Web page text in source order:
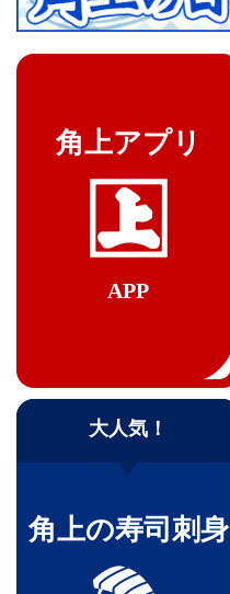
角上アプリ
APP
大人気！
角上の寿司刺身